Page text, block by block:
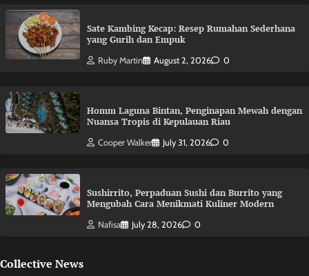
Sate Kambing Kecap: Resep Rumahan Sederhana
yang Gurih dan Empuk
Ruby Martin August 2, 2026 0
Homm Laguna Bintan, Penginapan Mewah dengan
Nuansa Tropis di Kepulauan Riau
Cooper Walker July 31, 2026 0
Sushirrito, Perpaduan Sushi dan Burrito yang
Mengubah Cara Menikmati Kuliner Modern
Nafisa July 28, 2026 0
Collective News